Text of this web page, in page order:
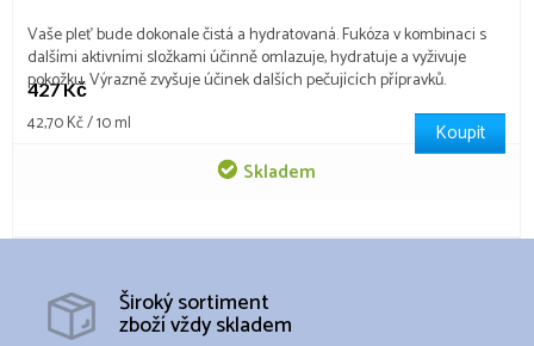
Skladem
427 Kč
Měrná
42,70 Kč / 10 ml Koupit
Vaše pleť bude dokonale čistá a hydratovaná. Fukóza v kombinaci s
dalšími aktivními složkami účinně omlazuje, hydratuje a vyživuje
pokožku. Výrazně zvyšuje účinek dalších pečujících přípravků.
Široký sortiment
zboží vždy skladem